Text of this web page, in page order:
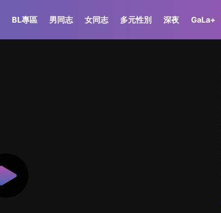
BL專區 男同志 女同志 多元性別 深夜 GaLa+